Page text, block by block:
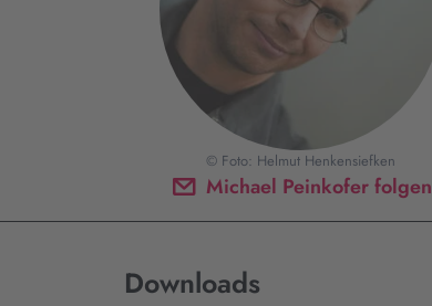
Michael Peinkofer folgen
© Foto: Helmut Henkensiefken
Downloads